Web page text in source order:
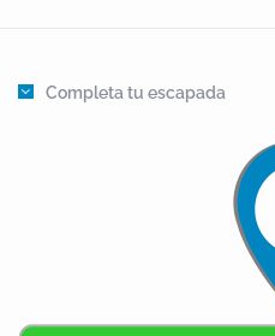
Completa tu escapada